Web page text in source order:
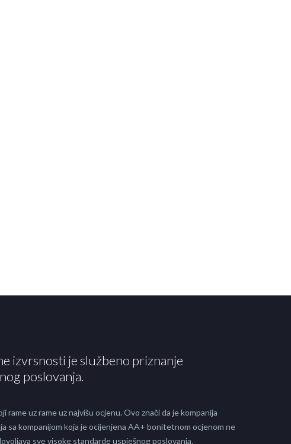
izvrsnosti je službeno priznanje
poslovanja.
rame uz rame uz najvišu ocjenu. Ovo znači da je kompanija
sa kompanijom koja je ocijenjena AA+ bonitetnom ocjenom ne
sve visoke standarde uspješnog poslovanja.